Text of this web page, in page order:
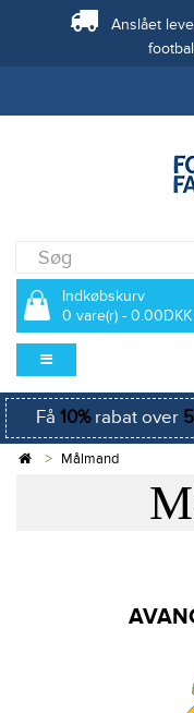
Anslået
Indkøbskurv
0 vare(r) - 0.00DKK
Få 10%rabat over
Målmand